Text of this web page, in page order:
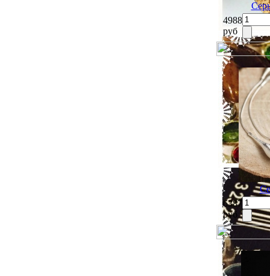
4988
руб
6387
руб